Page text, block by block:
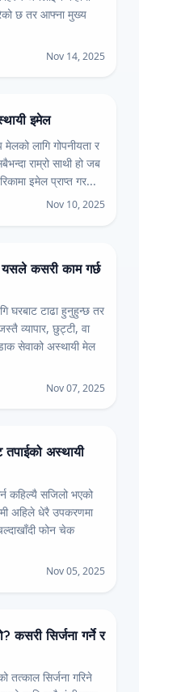
छ तर आफ्ना मुख्य
Nov 14, 2025
इमेल
मेलको लागि गोपनीयता र
राम्रो साथी हो जब
इमेल प्राप्त गर...
Nov 10, 2025
यसले कसरी काम गर्छ
घरबाट टाढा हुनुहुन्छ तर
व्यापार, छुट्टी, वा
सेवाको अस्थायी मेल
Nov 07, 2025
तपाईको अस्थायी
कहिल्यै सजिलो भएको
अहिले धेरै उपकरणमा
फोन चेक
Nov 05, 2025
कसरी सिर्जना गर्ने र
सिर्जना गरिने